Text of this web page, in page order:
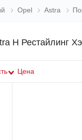
Opel Astra
H Рестайлинг
Цена